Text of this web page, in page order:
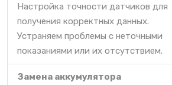
Настройка точности датчиков для
получения корректных данных.
Устраняем проблемы с неточными
показаниями или их отсутствием.
Замена аккумулятора